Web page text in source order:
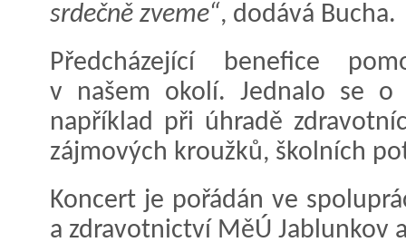
srdečně zveme“, dodává Bucha.
Předcházející benefice
v našem okolí. Jednalo se o
například při úhradě
zájmových kroužků, školních
Koncert je pořádán ve
a zdravotnictví MěÚ Jablunkov